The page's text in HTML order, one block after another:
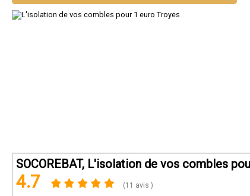
SOCOREBAT, L'isolation de vos combles
4.7 (11 avis )